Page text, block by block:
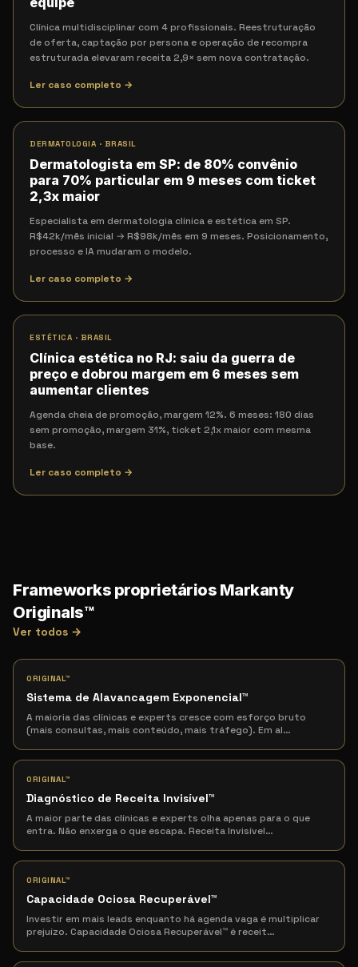
Clínica multidisciplinar com 4 profissionais. Reestruturação
de oferta, captação por persona e operação de recompra
estruturada elevaram receita 2,9× sem nova contratação.
Ler caso completo →
DERMATOLOGIA · BRASIL
Dermatologista em SP: de 80% convênio
para 70% particular em 9 meses com ticket
2,3x maior
Especialista em dermatologia clínica e estética em SP.
R$42k/mês inicial → R$98k/mês em 9 meses. Posicionamento,
processo e IA mudaram o modelo.
Ler caso completo →
ESTÉTICA · BRASIL
Clínica estética no RJ: saiu da guerra de
preço e dobrou margem em 6 meses sem
aumentar clientes
Agenda cheia de promoção, margem 12%. 6 meses: 180 dias
sem promoção, margem 31%, ticket 2,1x maior com mesma
base.
Ler caso completo →
Frameworks proprietários Markanty
Originals™
Ver todos →
ORIGINAL™
Sistema de Alavancagem Exponencial™
A maioria das clínicas e experts cresce com esforço bruto
(mais consultas, mais conteúdo, mais tráfego). Em al…
ORIGINAL™
Diagnóstico de Receita Invisível™
A maior parte das clínicas e experts olha apenas para o que
entra. Não enxerga o que escapa. Receita Invisível…
ORIGINAL™
Capacidade Ociosa Recuperável™
Investir em mais leads enquanto há agenda vaga é multiplicar
prejuízo. Capacidade Ociosa Recuperável™ é receit…